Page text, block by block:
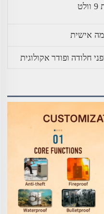
אישית
חלודה ופודר אקולוגית